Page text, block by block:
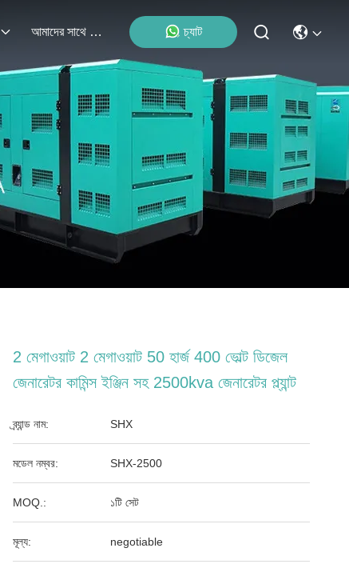
আমাদের সাথে যোগাযোগ চ্যাট
2 মেগাওয়াট 2 মেগাওয়াট 50 হার্জ 400 ভোল্ট ডিজেল
জেনারেটর কামিন্স ইঞ্জিন সহ 2500kva জেনারেটর প্ল্যান্ট
ব্র্যান্ড নাম: SHX
মডেল নম্বর: SHX-2500
MOQ.: ১টি সেট
মূল্য: negotiable